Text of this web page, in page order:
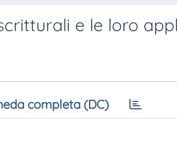
e le loro
completa (DC)